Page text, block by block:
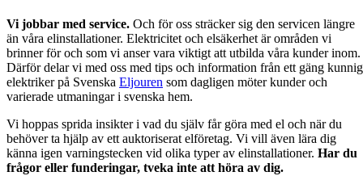
Vi jobbar med service. Och för oss sträcker sig den servicen längre
än våra elinstallationer. Elektricitet och elsäkerhet är områden vi
brinner för och som vi anser vara viktigt att utbilda våra kunder inom.
Därför delar vi med oss med tips och information från ett gäng
elektriker på Svenska Eljouren som dagligen möter kunder och
varierade utmaningar i svenska hem.
Vi hoppas sprida insikter i vad du själv får göra med el och när du
behöver ta hjälp av ett auktoriserat elföretag. Vi vill även lära dig
känna igen varningstecken vid olika typer av elinstallationer. Har du
frågor eller funderingar, tveka inte att höra av dig.